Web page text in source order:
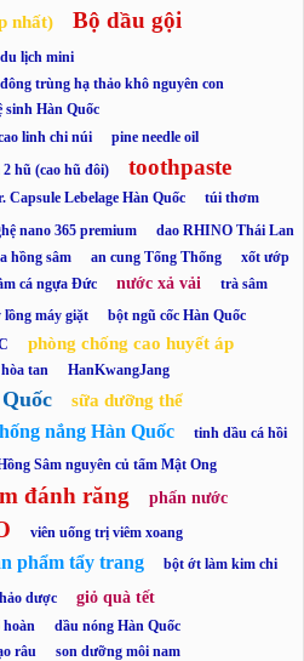
nhất)
Bộ dầu gội
lịch mini
đông trùng hạ thảo khô nguyên con
sinh Hàn Quốc
linh chi núi pine needle oil
2 hũ (cao hũ đôi) toothpaste
Capsule Lebelage Hàn Quốc túi thơm
nano 365 premium
dao RHINO Thái Lan
hồng sâm an cung Tổng Thống
xốt ướp
cá ngựa Đức nước xả vải trà sâm
lồng máy giặt
bột ngũ cốc Hàn Quốc
phòng chống cao huyết áp
tan HanKwangJang
sữa dưỡng thể
nắng Hàn Quốc tinh dầu cá hồi
Sâm nguyên củ tẩm Mật Ong
đánh răng phấn nước
viên uống trị viêm xoang
phẩm tẩy trang bột ớt làm kim chi
dược
giỏ quà tết
hoàn
dầu nóng Hàn Quốc
râu
son dưỡng môi nam